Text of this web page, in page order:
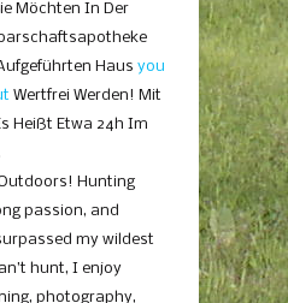
Möchten In Der
Haus you
Wertfrei Werden! Mit
Heißt Etwa 24h Im
Hunting
passion, and
my wildest
hunt, I enjoy
photography,